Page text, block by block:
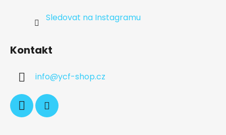
Sledovat na Instagramu
Kontakt
info@ycf-shop.cz